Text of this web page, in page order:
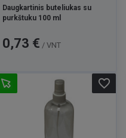
Daugkartinis buteliukas su
purkštuku 100 ml
Kaina
0,73 € / VNT
favorite_border